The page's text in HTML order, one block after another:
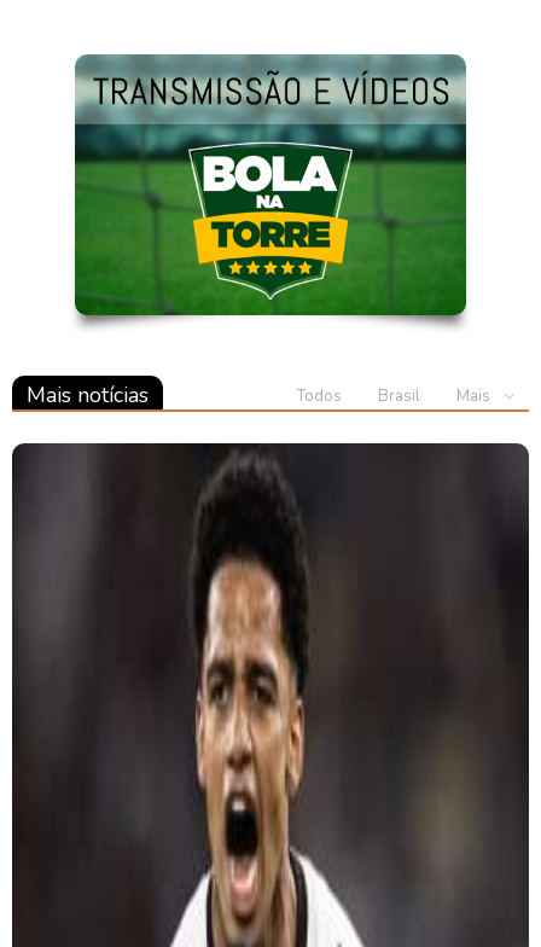
Mais notícias Todos Brasil Mais